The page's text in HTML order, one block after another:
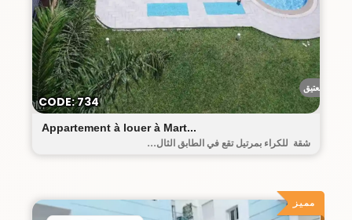
البيت العتيق
Appartement à louer à Mart...
شقة للكراء بمرتيل تقع في الطابق الثال...
CODE: 734
مميز